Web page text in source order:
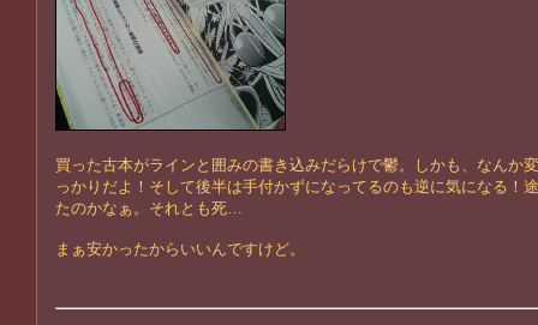
買った古本がラインと囲みの書き込みだらけで鬱。しかも、なんか
っかりだよ！そして後半は手付かずになってるのも逆に気になる！
たのかなぁ。それとも死…
まぁ安かったからいいんですけど。